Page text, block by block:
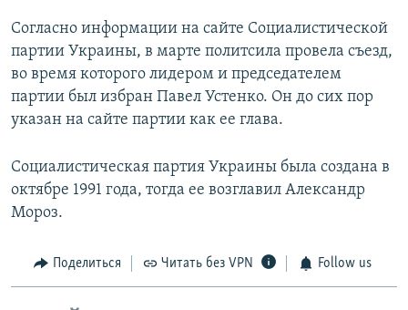
Согласно информации на сайте Социалистической
партии Украины, в марте политсила провела съезд,
во время которого лидером и председателем
партии был избран Павел Устенко. Он до сих пор
указан на сайте партии как ее глава.
Социалистическая партия Украины была создана в
октябре 1991 года, тогда ее возглавил Александр
Мороз.
Поделиться Читать без VPN Follow us